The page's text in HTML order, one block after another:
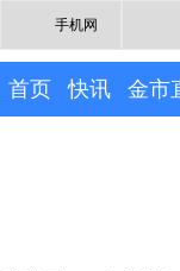
手机网
首页 快讯 金市